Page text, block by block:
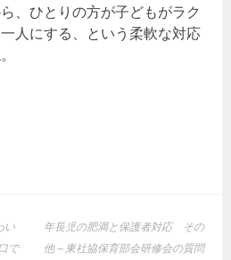
、ひとりの方が子どもがラク
人にする、という柔軟な対応
い
で
年長児の肥満と保護者対応 その
他～東社協保育部会研修会の質問